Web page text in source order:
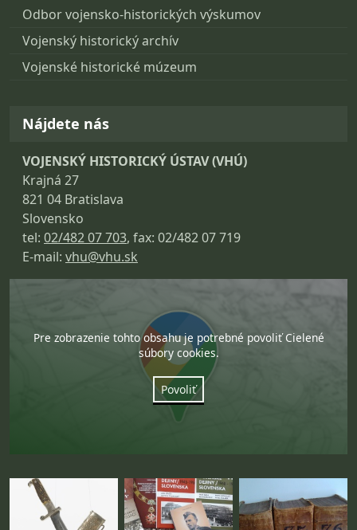
Odbor vojensko-historických výskumov
Vojenský historický archív
Vojenské historické múzeum
Nájdete nás
VOJENSKÝ HISTORICKÝ ÚSTAV (VHÚ)
Krajná 27
821 04 Bratislava
Slovensko
tel: 02/482 07 703, fax: 02/482 07 719
E-mail: vhu@vhu.sk
Pre zobrazenie tohto obsahu je potrebné povoliť Cielené
súbory cookies.
Povoliť
Fotogaléria